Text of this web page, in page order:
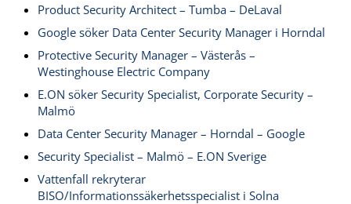
Product Security Architect – Tumba – DeLaval
Google söker Data Center Security Manager i Horndal
Protective Security Manager – Västerås –
Westinghouse Electric Company
E.ON söker Security Specialist, Corporate Security –
Malmö
Data Center Security Manager – Horndal – Google
Security Specialist – Malmö – E.ON Sverige
Vattenfall rekryterar
BISO/Informationssäkerhetsspecialist i Solna